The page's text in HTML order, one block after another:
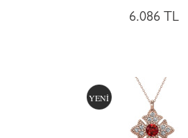
6.086 TL
YENİ